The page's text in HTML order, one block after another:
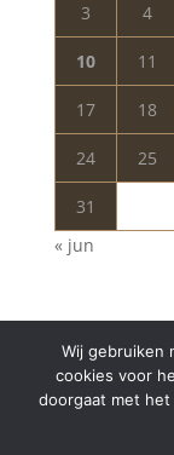
3 4
10 11
17 18
24 25
31
« jun
Copyright
Wij gebruiken
cookies voor
doorgaat met